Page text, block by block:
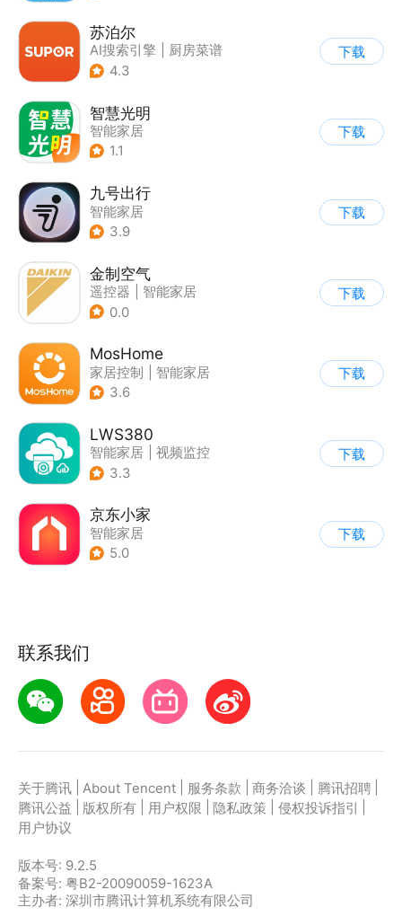
苏泊尔
AI搜索引擎
厨房菜谱
| 智能家居
4.3
下载
智慧光明
智能家居
1.1
下载
九号出行
智能家居
3.9
下载
金制空气
遥控器
智能家居
| 家居装修
0.0
下载
MosHome
家居控制
智能家居
3.6
下载
LWS380
智能家居
视频监控
3.3
下载
京东小家
智能家居
5.0
下载
联系我们
关于腾讯 About Tencent 服务条款 商务洽谈 腾讯招聘
腾讯公益
版权所有 用户权限 隐私政策 侵权投诉指引
用户协议
版本号: 9.2.5
备案号: 粤B2-20090059-1623A
主办者: 深圳市腾讯计算机系统有限公司